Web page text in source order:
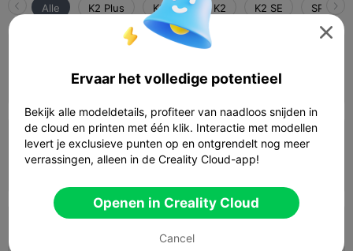
Alle K2 Plus K2 Pro K2 K2 SE SPARKX
 05h 25m  1 plates  81.03g
0.2mm layer, 2 walls, 15% infill
 04h 0m  1 plates 

Ervaar het volledige potentieel
Bekijk alle modeldetails, profiteer van naadloos snijden in
de cloud en printen met één klik. Interactie met modellen
levert je exclusieve punten op en ontgrendelt nog meer
verrassingen, alleen in de Creality Cloud-app!
Openen in Creality Cloud
Cancel